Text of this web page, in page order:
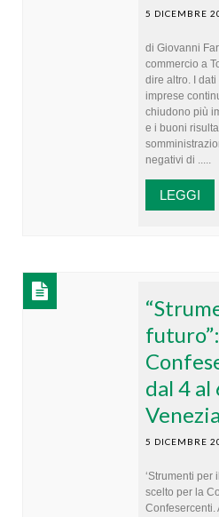
5 DICEMBRE
di Giovanni
commercio a
dire altro. I
imprese
chiudono più
e i buoni
negativi di .....
LEGGI
dal 4 al
Venezia
5 DICEMBRE
‘Strumenti per
scelto per la
Confesercenti.